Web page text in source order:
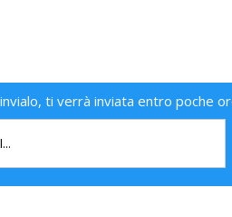
ti verrà inviata entro poche